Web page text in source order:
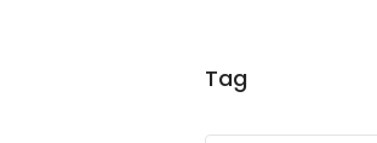
Tag